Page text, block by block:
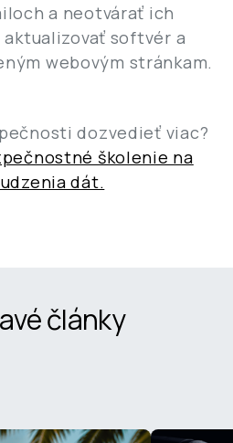
a neotvárať ich
softvér a
webovým stránkam.
dozvedieť viac?
školenie na
dát.
články